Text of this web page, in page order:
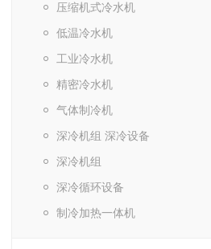
压缩机式冷水机
低温冷水机
工业冷水机
精密冷水机
气体制冷机
深冷机组 深冷设备
深冷机组
深冷循环设备
制冷加热一体机